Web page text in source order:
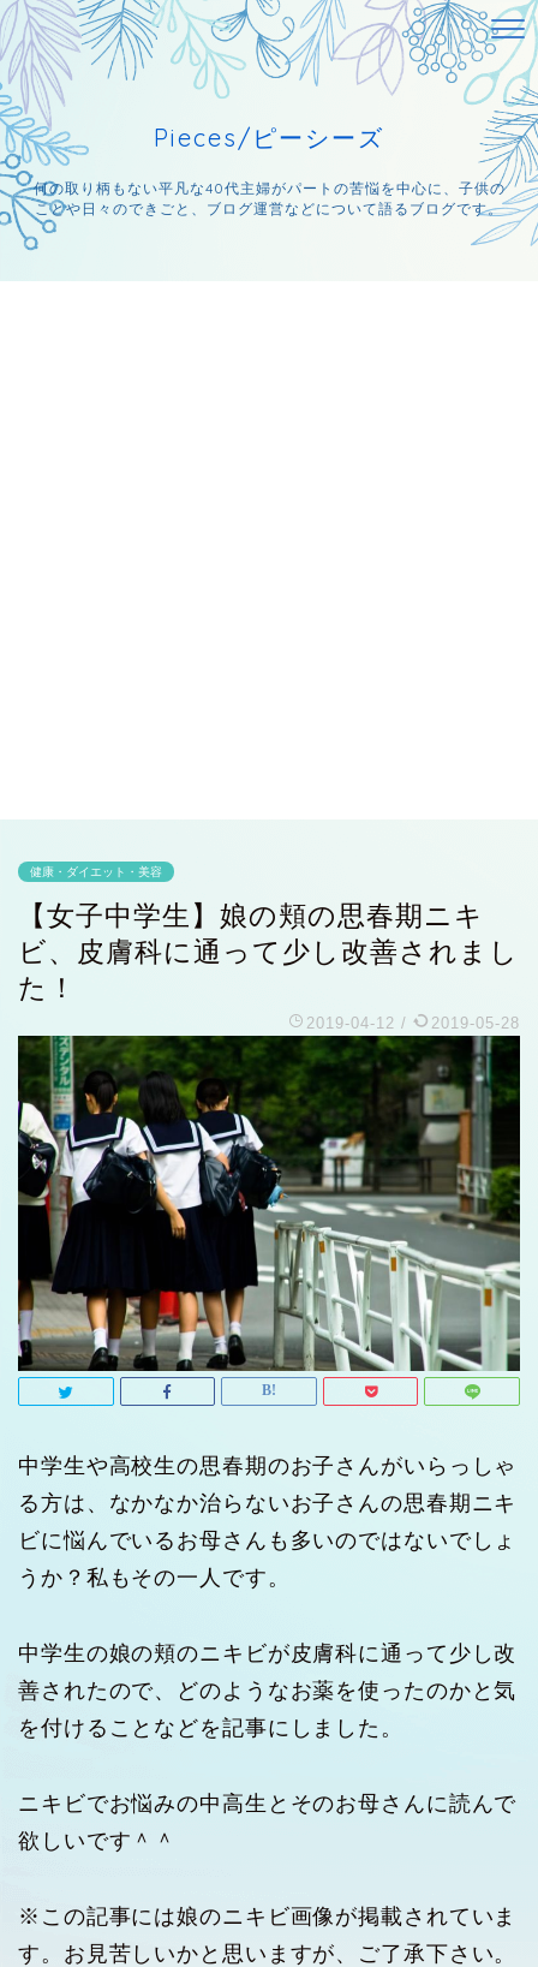
Pieces/ピーシーズ
何の取り柄もない平凡な40代主婦がパートの苦悩を中心に、子供の
ことや日々のできごと、ブログ運営などについて語るブログです。
健康・ダイエット・美容
【女子中学生】娘の頬の思春期ニキ
ビ、皮膚科に通って少し改善されまし
た！
2019-04-12 / 2019-05-28
中学生や高校生の思春期のお子さんがいらっしゃ
る方は、なかなか治らないお子さんの思春期ニキ
ビに悩んでいるお母さんも多いのではないでしょ
うか？私もその一人です。
中学生の娘の頬のニキビが皮膚科に通って少し改
善されたので、どのようなお薬を使ったのかと気
を付けることなどを記事にしました。
ニキビでお悩みの中高生とそのお母さんに読んで
欲しいです＾＾
※この記事には娘のニキビ画像が掲載されていま
す。お見苦しいかと思いますが、ご了承下さい。